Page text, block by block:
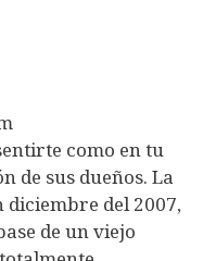
como en tu
de sus dueños. La
del 2007,
de un viejo